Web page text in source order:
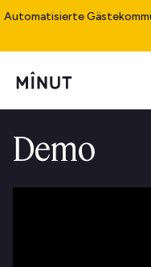
Automatisierte
Demo